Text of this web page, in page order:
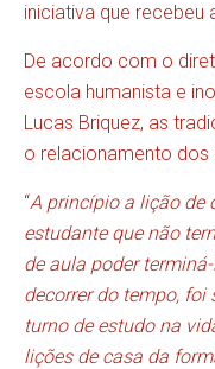
iniciativa que recebeu
De acordo com o
escola humanista e
Lucas Briquez, as
o relacionamento dos
“A princípio a lição de
estudante que não
de aula poder
decorrer do tempo,
turno de estudo na
lições de casa da